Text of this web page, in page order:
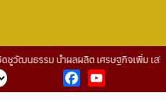
ธรรม นำผลผลิต เศรษฐกิจเพิ่ม เสริม
Facebook
YouTube